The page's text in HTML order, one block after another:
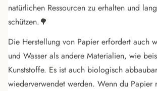
natürlichen Ressourcen zu erhalten und
schützen.🌳
Die Herstellung von Papier erfordert auch
und Wasser als andere Materialien, wie
Kunststoffe. Es ist auch biologisch
wiederverwendet werden. Wenn du Papier